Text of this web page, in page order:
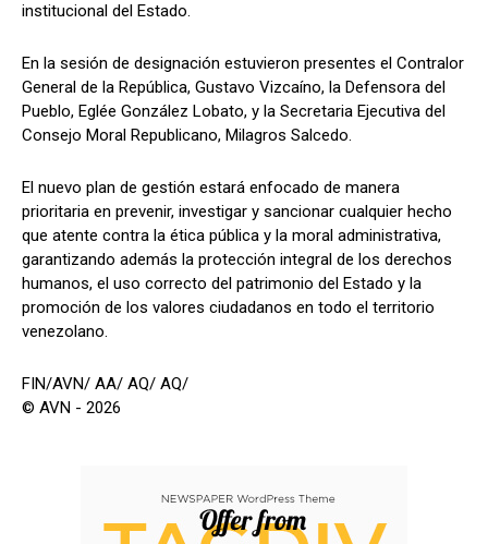
institucional del Estado.
En la sesión de designación estuvieron presentes el Contralor
General de la República, Gustavo Vizcaíno, la Defensora del
Pueblo, Eglée González Lobato, y la Secretaria Ejecutiva del
Consejo Moral Republicano, Milagros Salcedo.
El nuevo plan de gestión estará enfocado de manera
prioritaria en prevenir, investigar y sancionar cualquier hecho
que atente contra la ética pública y la moral administrativa,
garantizando además la protección integral de los derechos
humanos, el uso correcto del patrimonio del Estado y la
promoción de los valores ciudadanos en todo el territorio
venezolano.
FIN/AVN/ AA/ AQ/ AQ/
© AVN - 2026